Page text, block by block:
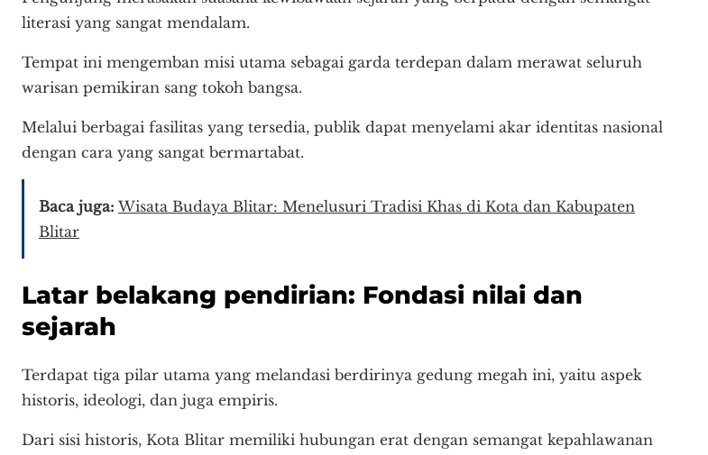
literasi yang sangat mendalam.
Tempat ini mengemban misi utama sebagai garda terdepan dalam merawat seluruh
warisan pemikiran sang tokoh bangsa.
Melalui berbagai fasilitas yang tersedia, publik dapat menyelami akar identitas nasional
dengan cara yang sangat bermartabat.
Baca juga: Wisata Budaya Blitar: Menelusuri Tradisi Khas di Kota dan Kabupaten
Blitar
Latar belakang pendirian: Fondasi nilai dan
sejarah
Terdapat tiga pilar utama yang melandasi berdirinya gedung megah ini, yaitu aspek
historis, ideologi, dan juga empiris.
Dari sisi historis, Kota Blitar memiliki hubungan erat dengan semangat kepahlawanan